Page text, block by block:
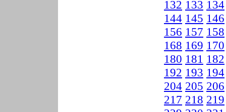
132 133 134
144 145 146
156 157 158
168 169 170
180 181 182
192 193 194
204 205 206
217 218 219